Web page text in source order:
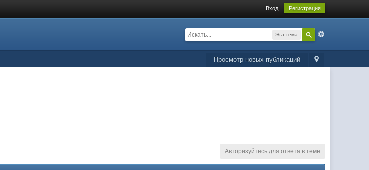
Вход Регистрация
Эта тема
Просмотр новых публикаций
Авторизуйтесь для ответа в теме